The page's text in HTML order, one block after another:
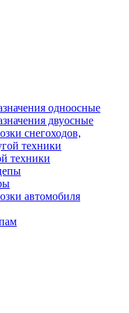
одноосные
двуосные
снегоходов,
техники
техники
автомобиля